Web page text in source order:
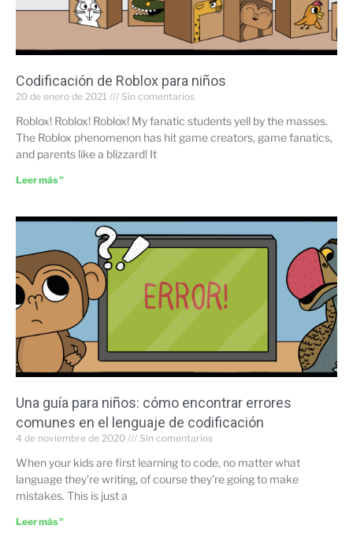
Codificación de Roblox para niños
20 de enero de 2021 Sin comentarios
Roblox! Roblox! Roblox! My fanatic students yell by the masses.
The Roblox phenomenon has hit game creators, game fanatics,
and parents like a blizzard! It
Leer más "
Una guía para niños: cómo encontrar errores
comunes en el lenguaje de codificación
4 de noviembre de 2020 Sin comentarios
When your kids are first learning to code, no matter what
language they’re writing, of course they’re going to make
mistakes. This is just a
Leer más "